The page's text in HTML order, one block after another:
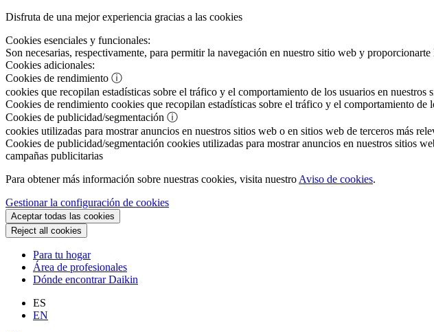
Disfruta de una mejor experiencia gracias a las cookies
Cookies esenciales y funcionales:
Son necesarias, respectivamente, para permitir la navegación en nuestro sitio web y
Cookies adicionales:
Cookies de rendimiento ⓘ
cookies que recopilan estadísticas sobre el tráfico y el comportamiento de los usuarios en nuestros
Cookies de rendimiento cookies que recopilan estadísticas sobre el tráfico y el comportamiento de
Cookies de publicidad/segmentación ⓘ
cookies utilizadas para mostrar anuncios en nuestros sitios web o en sitios web de terceros más
Cookies de publicidad/segmentación cookies utilizadas para mostrar anuncios en nuestros sitios
campañas publicitarias
Para obtener más información sobre nuestras cookies, visita nuestro Aviso de cookies.
Gestionar la configuración de cookies
Aceptar todas las cookies
Reject all cookies
Para tu hogar
Área de profesionales
Dónde encontrar Daikin
ES
EN